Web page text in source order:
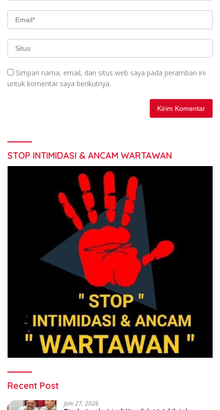
Simpan nama, email, dan situs web saya pada peramban ini
untuk komentar saya berikutnya.
STOP INTIMIDASI & ANCAM WARTAWAN
Recent Post
Juni 27, 2026